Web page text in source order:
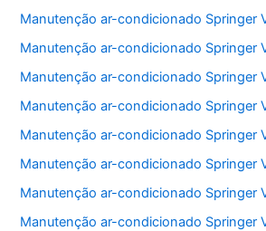
Manutenção ar-condicionado Springer
Manutenção ar-condicionado Springer
Manutenção ar-condicionado Springer
Manutenção ar-condicionado Springer
Manutenção ar-condicionado Springer
Manutenção ar-condicionado Springer
Manutenção ar-condicionado Springer
Manutenção ar-condicionado Springer